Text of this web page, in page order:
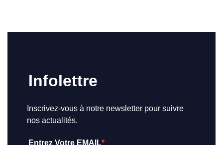
Infolettre
Inscrivez-vous à notre newsletter pour suivre
nos actualités.
Entrez Votre EMAIL